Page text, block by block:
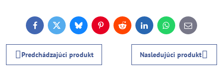
FacebookTwitterBlueskyPinterestReddit LinkedInWhatsApp
E-
mail
Predchádzajúci produkt Nasledujúci produkt